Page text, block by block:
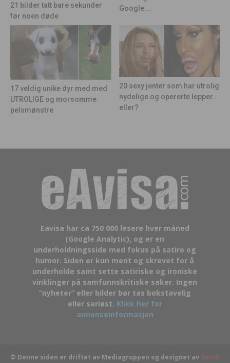
21 bilder tatt bare sekunder
før noen døde
Google...
17 veldig unike dyr med med
UTROLIGE og morsomme
pelsmønstre
20 sexy jenter som har utrolig
nydelige og opererte lepper…
eller?
Eavisa har ca 750 000 lesere hver måned
(Google Analytic), og er en
underholdningsside med fokus på satire og
humor. Siden er kun ment og skrevet for å
underholde samt sette satiriske og ironiske
vinklinger på samfunnskritiske saker. Ingen
“nyheter” eller bilder bør tas bokstavelig
eller seriøst. Klikk her for
annonseinformasjon
© Denne siden er driftet av Mediagruppen og designet av Smith